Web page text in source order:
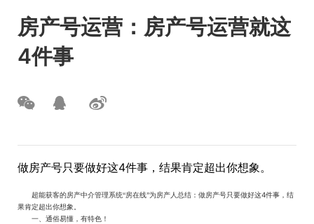
房产号运营：房产号运营就这
4件事
做房产号只要做好这4件事，结果肯定超出你想象。
超能获客的房产中介管理系统“房在线”为房产人总结：做房产号只要做好这4件事，结
果肯定超出你想象。
一、通俗易懂，有特色！